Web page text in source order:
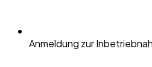
Anmeldung zur